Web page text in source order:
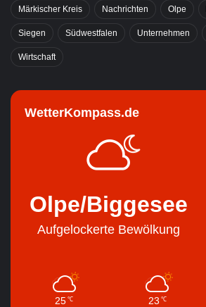
Märkischer Kreis Nachrichten Olpe
Siegen Südwestfalen Unternehmen
Wirtschaft
WetterKompass.de
Olpe/Biggesee
Aufgelockerte Bewölkung
25 ℃ 23 ℃